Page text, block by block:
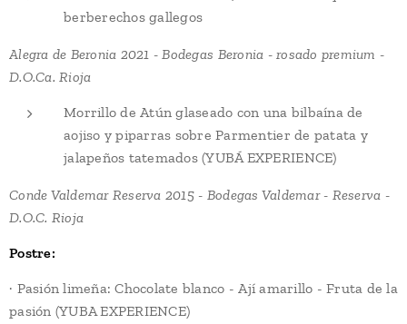
berberechos gallegos
Alegra de Beronia 2021 - Bodegas Beronia - rosado premium -
D.O.Ca. Rioja
Morrillo de Atún glaseado con una bilbaína de
aojiso y piparras sobre Parmentier de patata y
jalapeños tatemados (YUBÁ EXPERIENCE)
Conde Valdemar Reserva 2015 - Bodegas Valdemar - Reserva -
D.O.C. Rioja
Postre:
· Pasión limeña: Chocolate blanco - Ají amarillo - Fruta de la
pasión (YUBA EXPERIENCE)